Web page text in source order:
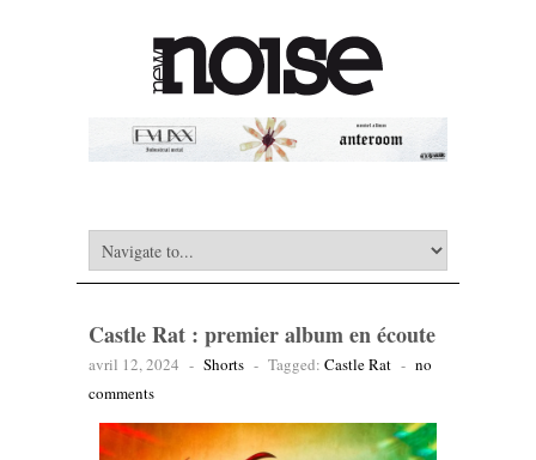
Castle Rat : premier album en écoute
avril 12, 2024 - Shorts - Tagged: Castle Rat - no
comments